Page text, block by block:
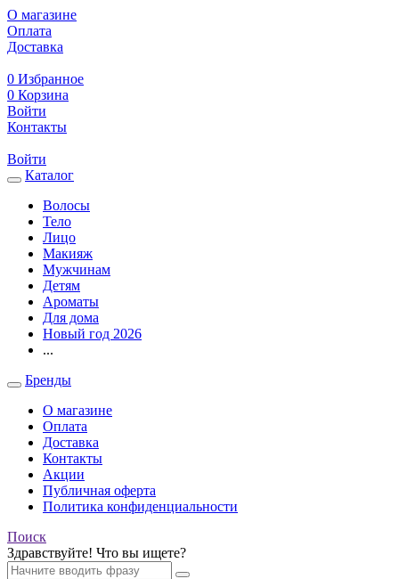
О магазине
Оплата
Доставка
0 Избранное
0 Корзина
Войти
Контакты
Войти
Каталог
Волосы
Тело
Лицо
Макияж
Мужчинам
Детям
Ароматы
Для дома
Новый год 2026
...
Бренды
О магазине
Оплата
Доставка
Контакты
Акции
Публичная оферта
Политика конфиденциальности
Поиск
Здравствуйте! Что вы ищете?